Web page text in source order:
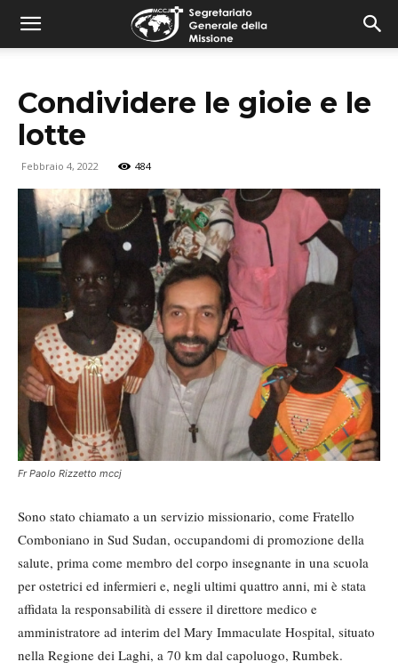
combonimission.net
Condividere le gioie e le
lotte
Febbraio 4, 2022 484
Fr Paolo Rizzetto mccj
Sono stato chiamato a un servizio missionario, come Fratello
Comboniano in Sud Sudan, occupandomi di promozione della
salute, prima come membro del corpo insegnante in una scuola
per ostetrici ed infermieri e, negli ultimi quattro anni, mi è stata
affidata la responsabilità di essere il direttore medico e
amministratore ad interim del Mary Immaculate Hospital, situato
nella Regione dei Laghi, a 70 km dal capoluogo, Rumbek.